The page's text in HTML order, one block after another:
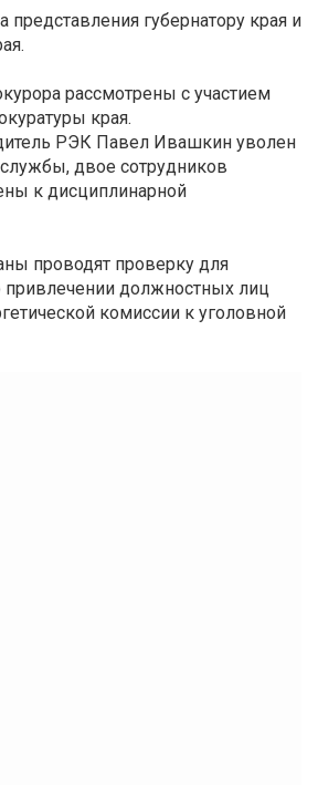
представления губернатору края и
рассмотрены с участием
края.
РЭК Павел Ивашкин уволен
двое сотрудников
к дисциплинарной
проводят проверку для
должностных лиц
комиссии к уголовной